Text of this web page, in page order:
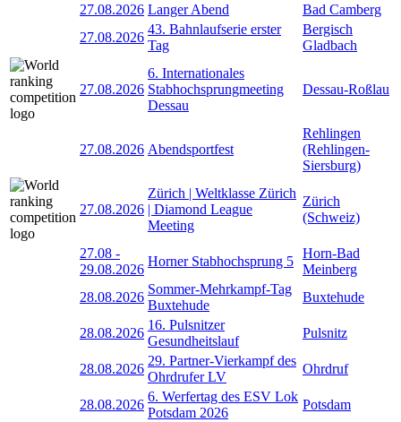
27.08.2026 Langer Abend
Bad Camberg
27.08.2026
43. Bahnlaufserie erster
Tag
Bergisch
Gladbach
27.08.2026
6. Internationales
Stabhochsprungmeeting
Dessau
Dessau-Roßlau
27.08.2026 Abendsportfest
Rehlingen
(Rehlingen-
Siersburg)
27.08.2026
Zürich | Weltklasse Zürich
| Diamond League
Meeting
Zürich
(Schweiz)
27.08 -
29.08.2026
Horner Stabhochsprung 5
Horn-Bad
Meinberg
28.08.2026
Sommer-Mehrkampf-Tag
Buxtehude
Buxtehude
28.08.2026
16. Pulsnitzer
Gesundheitslauf
Pulsnitz
28.08.2026
29. Partner-Vierkampf des
Ohrdrufer LV
Ohrdruf
28.08.2026
6. Werfertag des ESV Lok
Potsdam 2026
Potsdam